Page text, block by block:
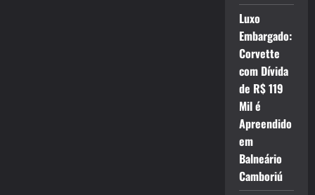
Luxo
Embargado:
Corvette
com Dívida
de R$ 119
Mil é
Apreendido
em
Balneário
Camboriú